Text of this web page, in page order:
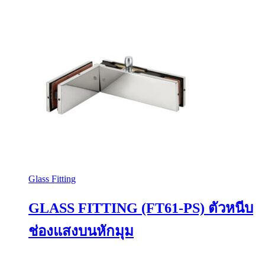
Glass Fitting
GLASS FITTING (FT61-PS) ตัวหนีบ
ช่องแสงบนหักมุม